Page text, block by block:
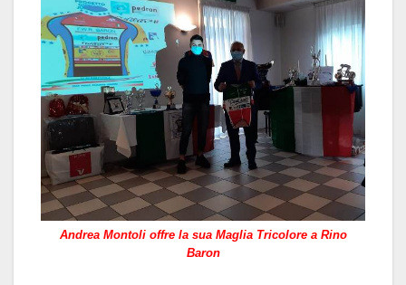
Andrea Montoli offre la sua Maglia Tricolore a Rino
Baron